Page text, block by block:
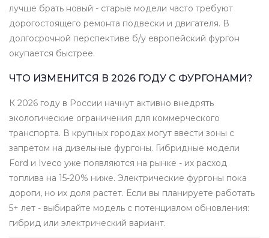
лучше брать новый - старые модели часто требуют
дорогостоящего ремонта подвески и двигателя. В
долгосрочной перспективе б/у европейский фургон
окупается быстрее.
ЧТО ИЗМЕНИТСЯ В 2026 ГОДУ С ФУРГОНАМИ?
К 2026 году в России начнут активно внедрять
экологические ограничения для коммерческого
транспорта. В крупных городах могут ввести зоны с
запретом на дизельные фургоны. Гибридные модели
Ford и Iveco уже появляются на рынке - их расход
топлива на 15-20% ниже. Электрические фургоны пока
дороги, но их доля растет. Если вы планируете работать
5+ лет - выбирайте модель с потенциалом обновления:
гибрид или электрический вариант.